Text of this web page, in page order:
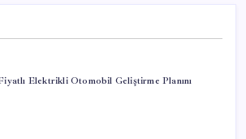
Elektrikli Otomobil Geliştirme Planını